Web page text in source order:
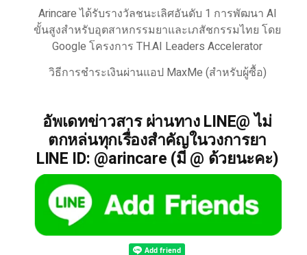
Arincare ได้รับรางวัลชนะเลิศอันดับ 1 การพัฒนา AI
ขั้นสูงสำหรับอุตสาหกรรมยาและเภสัชกรรมไทย โดย
Google โครงการ TH.AI Leaders Accelerator
วิธีการชำระเงินผ่านแอป MaxMe (สำหรับผู้ซื้อ)
อัพเดทข่าวสาร ผ่านทาง LINE@ ไม่
ตกหล่นทุกเรื่องสำคัญในวงการยา
LINE ID: @arincare (มี @ ด้วยนะคะ)